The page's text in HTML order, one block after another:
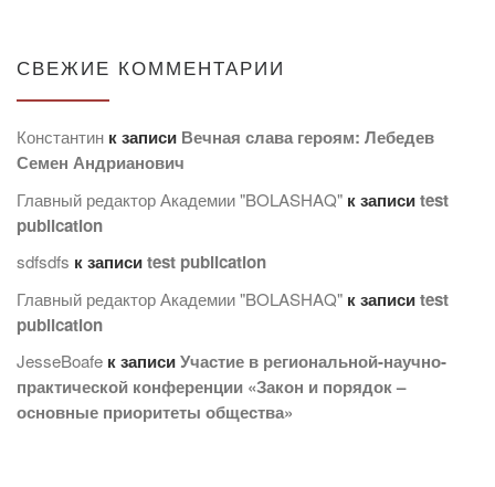
СВЕЖИЕ КОММЕНТАРИИ
Константин к записи Вечная слава героям: Лебедев
Семен Андрианович
Главный редактор Академии "BOLASHAQ" к записиtest
publication
sdfsdfs к записиtest publication
Главный редактор Академии "BOLASHAQ" к записиtest
publication
JesseBoafe к записиУчастие в региональной-научно-
практической конференции «Закон и порядок –
основные приоритеты общества»